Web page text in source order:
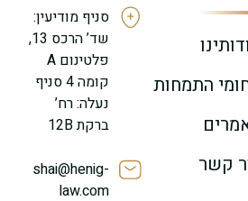
התמחות
קשר
סניף מודיעין:
שד’ הרכס 13,
פלטינום A
קומה 4 סניף
נעלה: רח’
ברקת 12B
shai@henig-
law.com